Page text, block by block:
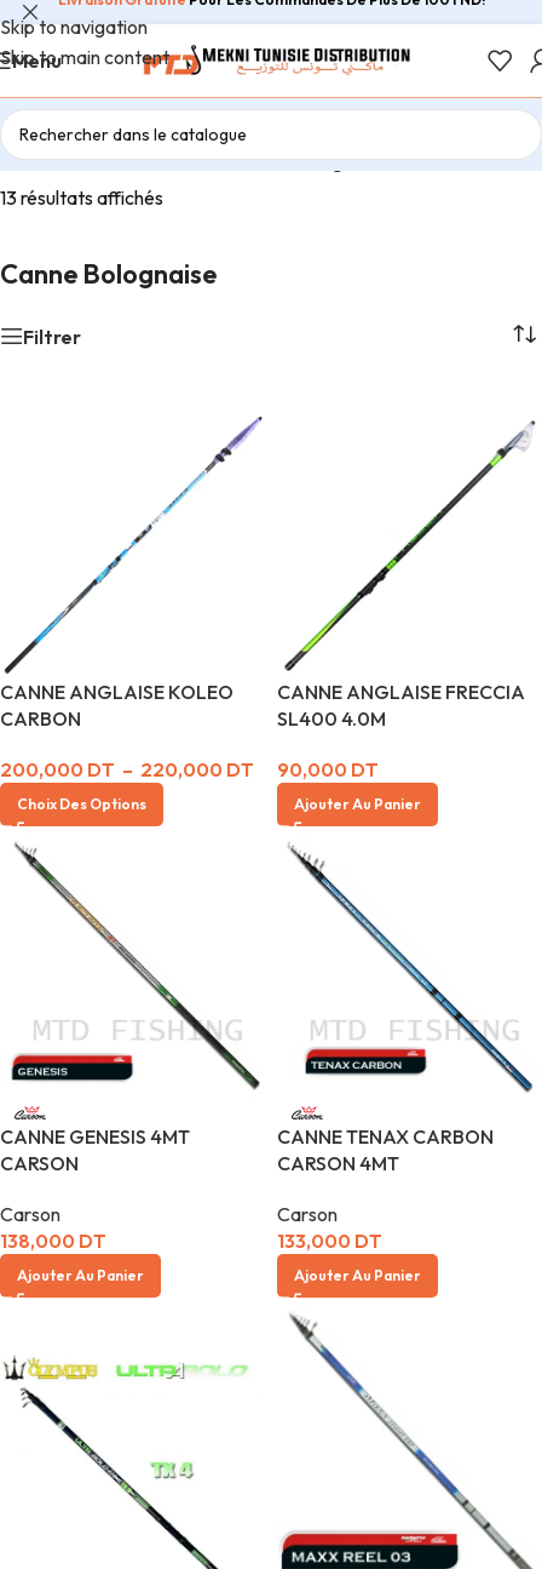
Skip to navigation
Skip to main content
Menu
Accueil/Peche Au Flotteur/Canne Bolognaise
13 résultats affichés
Canne Bolognaise
Filtrer
CANNE ANGLAISE KOLEO
CARBON
200,000 DT – 220,000 DT
Choix Des Options
CANNE ANGLAISE FRECCIA
SL400 4.0M
90,000 DT
Ajouter Au Panier
CANNE GENESIS 4MT
CARSON
Carson
138,000 DT
Ajouter Au Panier
CANNE TENAX CARBON
CARSON 4MT
Carson
133,000 DT
Ajouter Au Panier